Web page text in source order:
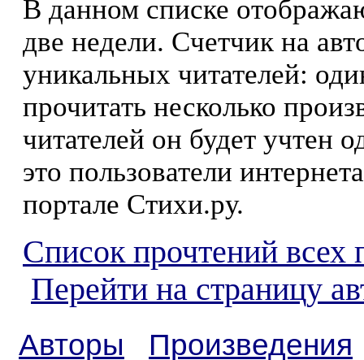
В данном списке
две недели. Счетчик на
уникальных читателей:
прочитать несколько
читателей он будет учтен
это пользователи
портале Стихи.ру.
Список прочтений всех
Перейти на страницу
Авторы
Произведения